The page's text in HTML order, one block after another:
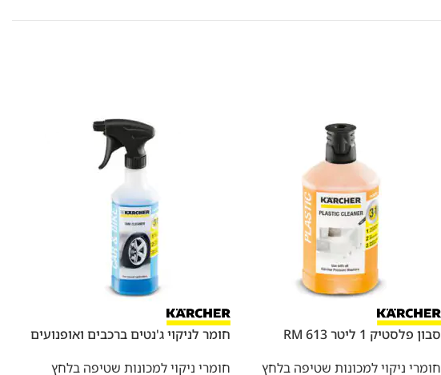
סבון פלסטיק 1 ליטר RM 613
חומרי ניקוי למכונות שטיפה בלחץ
חומר לניקוי ג'נטים ברכבים ואופנועים
חומרי ניקוי למכונות שטיפה בלחץ